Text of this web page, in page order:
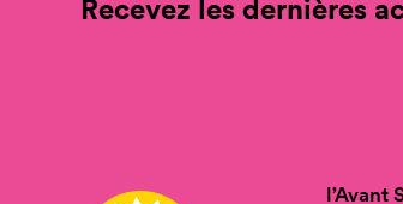
Recevez les dernières
l’Avant